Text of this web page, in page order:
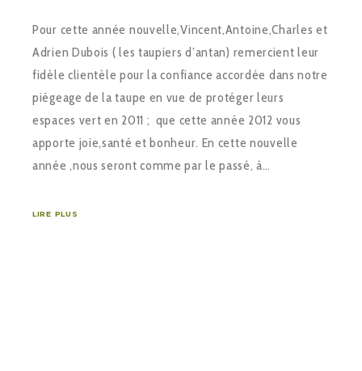
Pour cette année nouvelle,Vincent,Antoine,Charles et
Adrien Dubois ( les taupiers d’antan) remercient leur
fidèle clientèle pour la confiance accordée dans notre
piégeage de la taupe en vue de protéger leurs
espaces vert en 2011 ; que cette année 2012 vous
apporte joie,santé et bonheur. En cette nouvelle
année ,nous seront comme par le passé, à…
LIRE PLUS